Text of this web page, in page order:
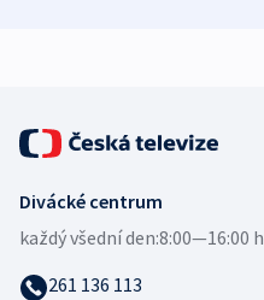
Divácké centrum
každý všední den:8:00—16:00
261 136 113